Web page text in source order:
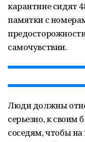
карантине сидят
памятки с
самочувствии.
Люди должны
серьезно, к своим
соседям, чтобы на